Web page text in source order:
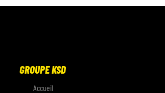
GROUPE KSD
Accueil